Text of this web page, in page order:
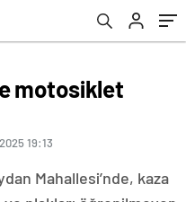
motosiklet
19:13
Mahallesi’nde, kaza